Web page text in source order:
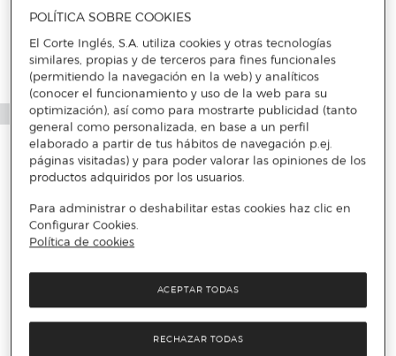
POLÍTICA SOBRE COOKIES
El Corte Inglés, S.A. utiliza cookies y otras tecnologías
similares, propias y de terceros para fines funcionales
(permitiendo la navegación en la web) y analíticos
(conocer el funcionamiento y uso de la web para su
optimización), así como para mostrarte publicidad (tanto
general como personalizada, en base a un perfil
elaborado a partir de tus hábitos de navegación p.ej.
páginas visitadas) y para poder valorar las opiniones de los
productos adquiridos por los usuarios.
Para administrar o deshabilitar estas cookies haz clic en
Configurar Cookies.
Política de cookies
RECHAZAR TODAS
ACEPTAR TODAS